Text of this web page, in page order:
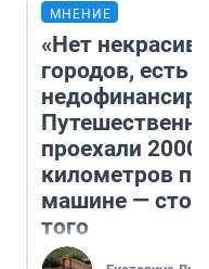
МНЕНИЕ
«Нет
городов, есть
проехали 2000
километров по
машине —
того